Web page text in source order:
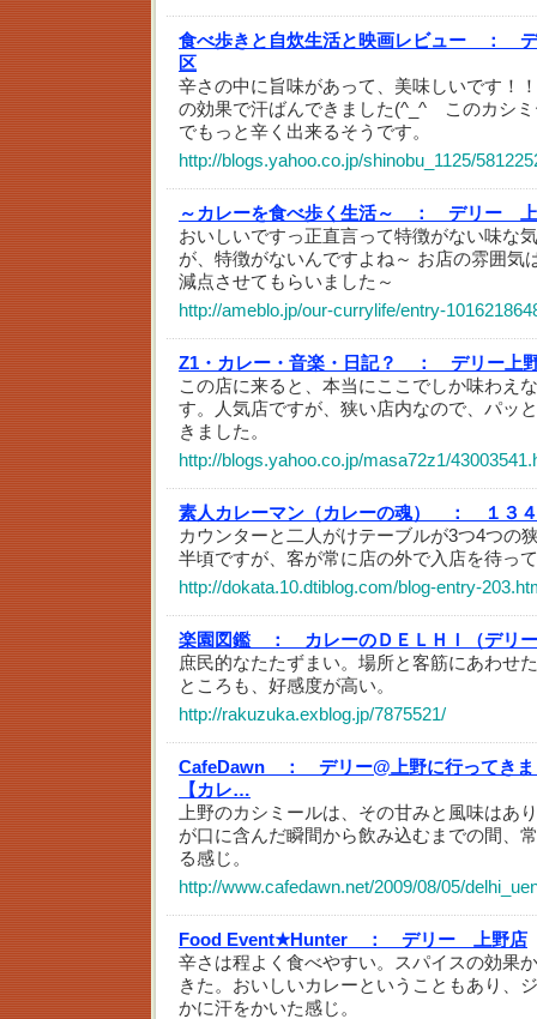
食べ歩きと自炊生活と映画レビュー ：
区
辛さの中に旨味があって、美味しいです！
の効果で汗ばんできました(^_^ このカシ
でもっと辛く出来るそうです。
http://blogs.yahoo.co.jp/shinobu_1125/
～カレーを食べ歩く生活～ ：
デリー 上
おいしいですっ正直言って特徴がない味な
が、特徴がないんですよね～ お店の雰囲気
減点させてもらいました～
http://ameblo.jp/our-currylife/entry-
Z1・カレー・音楽・日記？ ：
デリー上
この店に来ると、本当にここでしか味わえ
す。人気店ですが、狭い店内なので、パッ
きました。
http://blogs.yahoo.co.jp/masa72z1/
素人カレーマン（カレーの魂） ：
１３
カウンターと二人がけテーブルが3つ4つの
半頃ですが、客が常に店の外で入店を待っ
http://dokata.10.dtiblog.com/blog-entry-
楽園図鑑 ：
カレーのＤＥＬＨＩ（デリ
庶民的なたたずまい。場所と客筋にあわせ
ところも、好感度が高い。
http://rakuzuka.exblog.jp/7875521/
CafeDawn ：
デリー@上野に行ってき
【カレ…
上野のカシミールは、その甘みと風味はあ
が口に含んだ瞬間から飲み込むまでの間、
る感じ。
http://www.cafedawn.net/2009/08/05/
Food Event★Hunter ：
デリー 上野店
辛さは程よく食べやすい。スパイスの効果
きた。おいしいカレーということもあり、
かに汗をかいた感じ。